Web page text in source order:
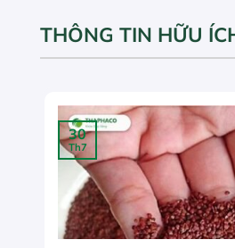
THÔNG TIN HỮU
30
Th7